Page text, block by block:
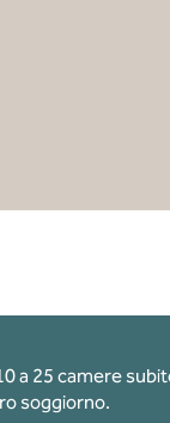
a 25 camere
soggiorno.